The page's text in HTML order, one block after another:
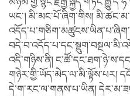
ཡང་། མི་མང་པོ་ཞིག་གིས།
འདི་གཉིས་ནི།
གཉེར་གྱི་ཡོད་མེད་ལ་མི་ལྟོས་པར།
དེ་ག་རང་ལ་གནས་པ་ཡིན།